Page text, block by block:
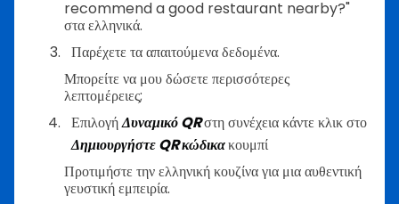
recommend a good restaurant nearby?"
στα ελληνικά.
Παρέχετε τα απαιτούμενα δεδομένα.
Μπορείτε να μου δώσετε περισσότερες
λεπτομέρειες;
ΕπιλογήΔυναμικό QRστη συνέχεια κάντε κλικ στο
Δημιουργήστε QR κώδικακουμπί
Προτιμήστε την ελληνική κουζίνα για μια αυθεντική
γευστική εμπειρία.